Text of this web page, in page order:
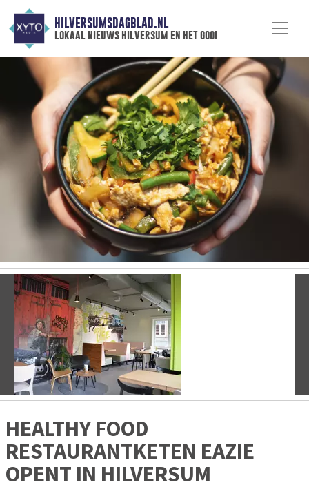
HILVERSUMSDAGBLAD.NL
lokaal nieuws hilversum en het gooi
Vorige
HEALTHY FOOD
RESTAURANTKETEN EAZIE
OPENT IN HILVERSUM